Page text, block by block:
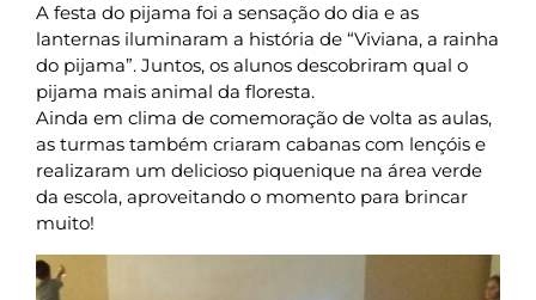
A festa do pijama foi a sensação do dia e as
lanternas iluminaram a história de “Viviana, a rainha
do pijama”. Juntos, os alunos descobriram qual o
pijama mais animal da floresta.
Ainda em clima de comemoração de volta as aulas,
as turmas também criaram cabanas com lençóis e
realizaram um delicioso piquenique na área verde
da escola, aproveitando o momento para brincar
muito!